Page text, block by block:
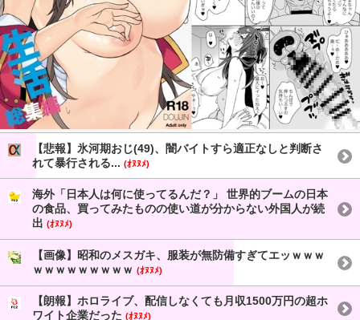
【悲報】氷河期おじ(49)、闇バイトすら適正なしと判断さ
れて暴行される... (ｵﾇﾇﾒ)
海外「日本人は何に使ってるんだ？」 世界的ブームの日本
の食品、買ってみたものの使い道が分からない外国人が続
出 (ｵﾇﾇﾒ)
【画像】昭和のメスガキ、服装が無防備すぎてエッｗｗｗ
ｗｗｗｗｗｗｗｗｗ (ｵﾇﾇﾒ)
【朗報】ホロライブ、配信しなくても月収1500万円の超ホ
ワイト企業だった (ｵﾇﾇﾒ)